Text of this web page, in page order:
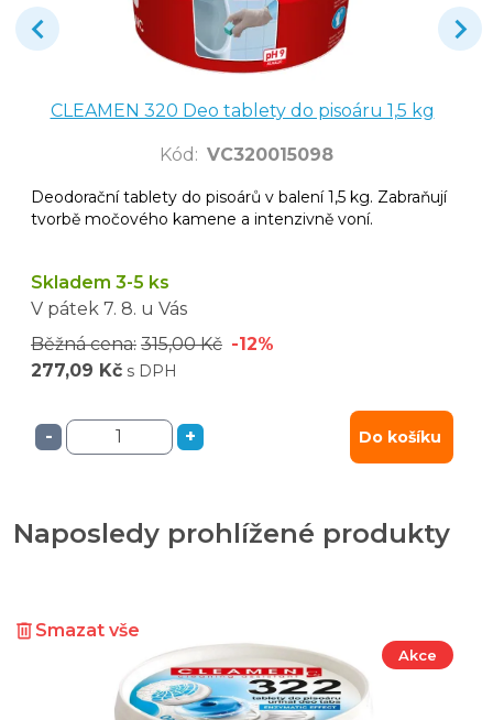
CLEAMEN 320 Deo tablety do pisoáru 1,5 kg
Kód : VC320015098
Deodorační tablety do pisoárů v balení 1,5 kg. Zabraňují
tvorbě močového kamene a intenzivně voní.
Skladem 3-5 ks
V pátek 7. 8. u Vás
Běžná cena: 315,00 Kč -12%
277,09 Kč s DPH
- + Do košíku
Naposledy prohlížené produkty
Smazat vše
Akce